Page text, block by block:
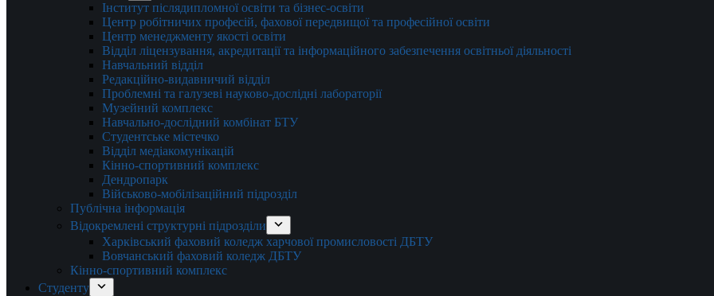
Інститут післядипломної освіти та бізнес-освіти
Центр робітничих професій, фахової передвищої та професійної освіти
Центр менеджменту якості освіти
Відділ ліцензування, акредитації та інформаційного забезпечення освітньої діяльності
Навчальний відділ
Редакційно-видавничий відділ
Проблемні та галузеві науково-дослідні лабораторії
Музейний комплекс
Навчально-дослідний комбінат БТУ
Студентське містечко
Відділ медіакомунікацій
Кінно-спортивний комплекс
Дендропарк
Військово-мобілізаційний підрозділ
Публічна інформація
Відокремлені структурні підрозділи
Харківський фаховий коледж харчової промисловості ДБТУ
Вовчанський фаховий коледж ДБТУ
Кінно-спортивний комплекс
Студенту